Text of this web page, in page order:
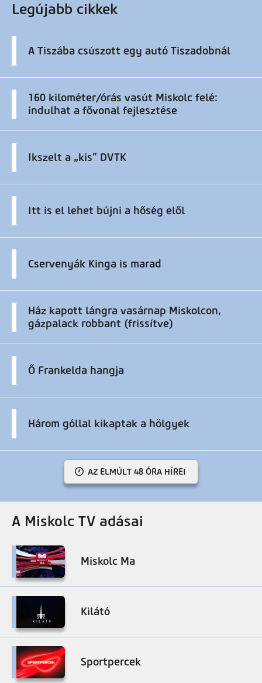
Legújabb cikkek
A Tiszába csúszott egy autó Tiszadobnál
160 kilométer/órás vasút Miskolc felé:
indulhat a fővonal fejlesztése
Ikszelt a „kis” DVTK
Itt is el lehet bújni a hőség elől
Cservenyák Kinga is marad
Ház kapott lángra vasárnap Miskolcon,
gázpalack robbant (frissítve)
Ő Frankelda hangja
Három góllal kikaptak a hölgyek
AZ ELMÚLT 48 ÓRA HÍREI
A Miskolc TV adásai
Miskolc Ma
Kilátó
Sportpercek